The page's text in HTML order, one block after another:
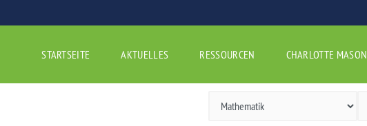
STARTSEITE AKTUELLES RESSOURCEN CHARLOTTE MASON